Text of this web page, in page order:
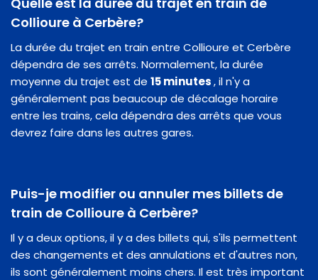
Collioure à Cerbère?
La durée du trajet en train entre Collioure et Cerbère
dépendra de ses arrêts. Normalement, la durée
moyenne du trajet est de 15 minutes, il n'y a
généralement pas beaucoup de décalage horaire
entre les trains, cela dépendra des arrêts que vous
devrez faire dans les autres gares.
Puis-je modifier ou annuler mes billets de
train de Collioure à Cerbère?
Il y a deux options, il y a des billets qui, s'ils permettent
des changements et des annulations et d'autres non,
ils sont généralement moins chers. Il est très important